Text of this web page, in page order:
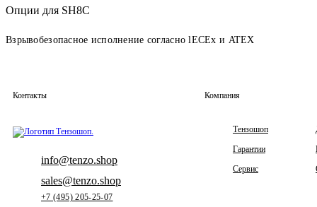
Опции для SH8C
Взрывобезопасное исполнение согласно lECEx и ATEX
Контакты
info@tenzo.shop
sales@tenzo.shop
+7 (495) 205-25-07
Компания
Тензошоп
Гарантии
Сервис